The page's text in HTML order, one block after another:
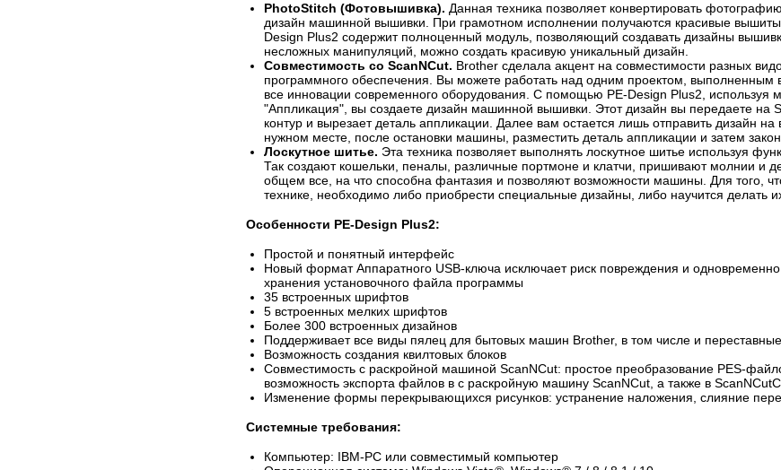
PhotoStitch (Фотовышивка). Данная техника позволяет конвертировать
дизайн машинной вышивки. При грамотном исполнении получаются красивые
Design Plus2 содержит полноценный модуль, позволяющий создавать дизайны
несложных манипуляций, можно создать красивую уникальный дизайн.
Совместимость со ScanNCut. Brother сделала акцент на совместимости разных
программного обеспечения. Вы можете работать над одним проектом, выполненным
все инновации современного оборудования. С помощью PE-Design Plus2, используя
"Аппликация", вы создаете дизайн машинной вышивки. Этот дизайн вы передаете на
контур и вырезает деталь аппликации. Далее вам остается лишь отправить дизайн
нужном месте, после остановки машины, разместить деталь аппликации и затем
Лоскутное шитье. Эта техника позволяет выполнять лоскутное шитье используя
Так создают кошельки, пеналы, различные портмоне и клатчи, пришивают молнии и
общем все, на что способна фантазия и позволяют возможности машины. Для того,
технике, необходимо либо приобрести специальные дизайны, либо научится делать
Особенности PE-Design Plus2:
Простой и понятный интерфейс
Новый формат Аппаратного USB-ключа исключает риск повреждения и
хранения установочного файла программы
35 встроенных шрифтов
5 встроенных мелких шрифтов
Более 300 встроенных дизайнов
Поддерживает все виды пялец для бытовых машин Brother, в том числе и переставные.
Возможность создания квилтовых блоков
Совместимость с раскройной машиной ScanNCut: простое преобразование PES-
возможность экспорта файлов в с раскройную машину ScanNCut, а также в
Изменение формы перекрывающихся рисунков: устранение наложения, слияние
Системные требования:
Компьютер: IBM-PC или совместимый компьютер